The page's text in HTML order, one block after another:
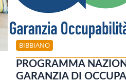
BIBBIANO
PROGRAMMA
GARANZIA DI